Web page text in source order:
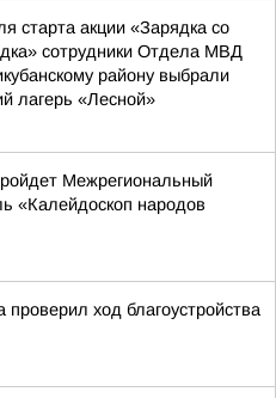
старта акции «Зарядка со
сотрудники Отдела МВД
району выбрали
лагерь «Лесной»
Межрегиональный
«Калейдоскоп народов
проверил ход благоустройства